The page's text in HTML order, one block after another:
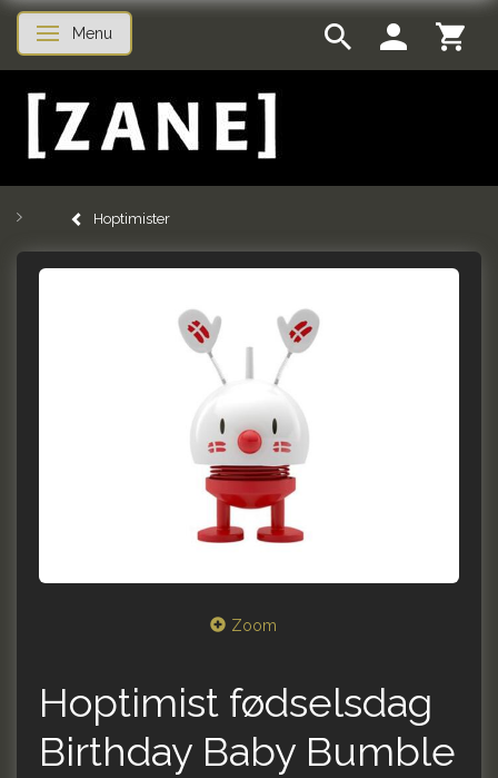
Skifte navigation
Menu
Hoptimister
Zoom
Hoptimist fødselsdag
Birthday Baby Bumble